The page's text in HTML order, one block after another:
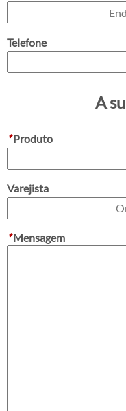
Telefone
A
*Produto
Varejista
*Mensagem